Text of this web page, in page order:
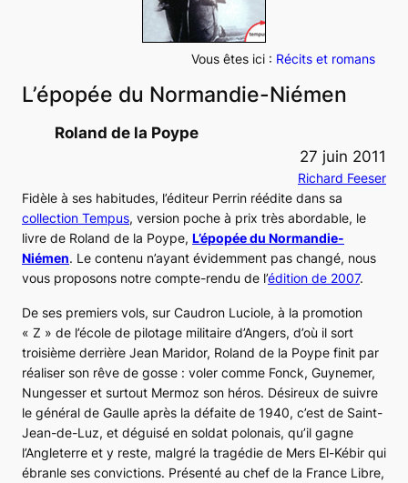
r
Vous êtes ici : Récits et romans
L’épopée du Normandie-Niémen
Roland de la Poype
27 juin 2011
Richard Feeser
Fidèle à ses habitudes, l’éditeur Perrin réédite dans sa
collection Tempus, version poche à prix très abordable, le
livre de Roland de la Poype, L’épopée du Normandie-
Niémen. Le contenu n’ayant évidemment pas changé, nous
vous proposons notre compte-rendu de l’édition de 2007.
De ses premiers vols, sur Caudron Luciole, à la promotion
« Z » de l’école de pilotage militaire d’Angers, d’où il sort
troisième derrière Jean Maridor, Roland de la Poype finit par
réaliser son rêve de gosse : voler comme Fonck, Guynemer,
Nungesser et surtout Mermoz son héros. Désireux de suivre
le général de Gaulle après la défaite de 1940, c’est de Saint-
Jean-de-Luz, et déguisé en soldat polonais, qu’il gagne
l’Angleterre et y reste, malgré la tragédie de Mers El-Kébir qui
ébranle ses convictions. Présenté au chef de la France Libre,